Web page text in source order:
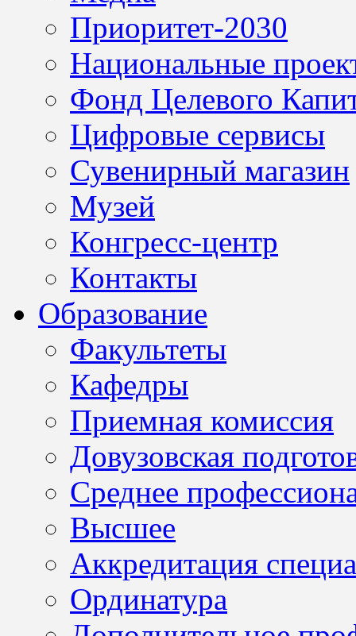
Приоритет-2030
Национальные
Фонд Целевого
Цифровые сервисы
Сувенирный магазин
Музей
Конгресс-центр
Контакты
Образование
Факультеты
Кафедры
Приемная комиссия
Довузовская
Среднее
Высшее
Аккредитация
Ординатура